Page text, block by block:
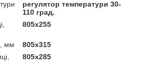
регулятор температури 30-
110 град.
805х255
мм
805х315
805х285